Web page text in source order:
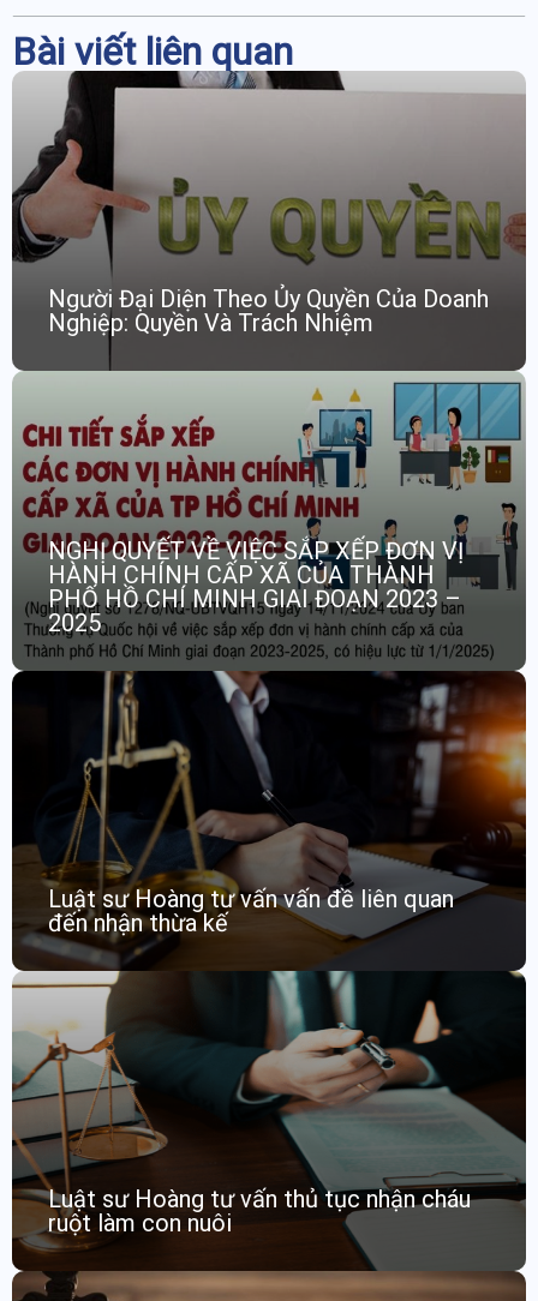
Bài viết liên quan
Người Đại Diện Theo Ủy Quyền Của Doanh
Nghiệp: Quyền Và Trách Nhiệm
NGHỊ QUYẾT VỀ VIỆC SẮP XẾP ĐƠN VỊ
HÀNH CHÍNH CẤP XÃ CỦA THÀNH
PHỐ HỒ CHÍ MINH GIAI ĐOẠN 2023 –
2025
Luật sư Hoàng tư vấn vấn đề liên quan
đến nhận thừa kế
Luật sư Hoàng tư vấn thủ tục nhận cháu
ruột làm con nuôi